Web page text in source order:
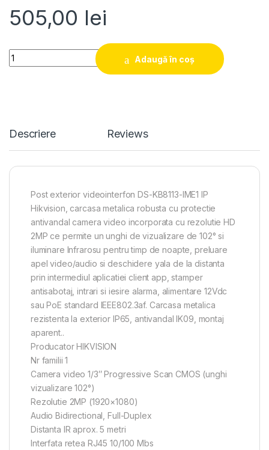
505,00 lei
Quantity
Adaugă în coș
Descriere Reviews
Post exterior videointerfon DS-KB8113-IME1 IP
Hikvision, carcasa metalica robusta cu protectie
antivandal camera video incorporata cu rezolutie HD
2MP ce permite un unghi de vizualizare de 102° si
iluminare Infrarosu pentru timp de noapte, preluare
apel video/audio si deschidere yala de la distanta
prin intermediul aplicatiei client app, stamper
antisabotaj, intrari si iesire alarma, alimentare 12Vdc
sau PoE standard IEEE802.3af. Carcasa metalica
rezistenta la exterior IP65, antivandal IK09, montaj
aparent..
Producator HIKVISION
Nr familii 1
Camera video 1/3″ Progressive Scan CMOS (unghi
vizualizare 102°)
Rezolutie 2MP (1920×1080)
Audio Bidirectional, Full-Duplex
Distanta IR aprox. 5 metri
Interfata retea RJ45 10/100 Mbs